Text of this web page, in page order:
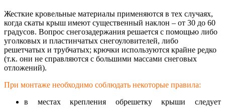
Жесткие кровельные материалы применяются в тех случаях,
когда скаты крыш имеют существенный наклон – от 30 до 60
градусов. Вопрос снегозадержания решается с помощью либо
уголковых и пластинчатых снегоуловителей, либо
решетчатых и трубчатых; крючки используются крайне редко
(т.к. они не справляются с большими массами снеговых
отложений).
При монтаже необходимо соблюдать некоторые правила:
в местах крепления обрешетку крыши следует